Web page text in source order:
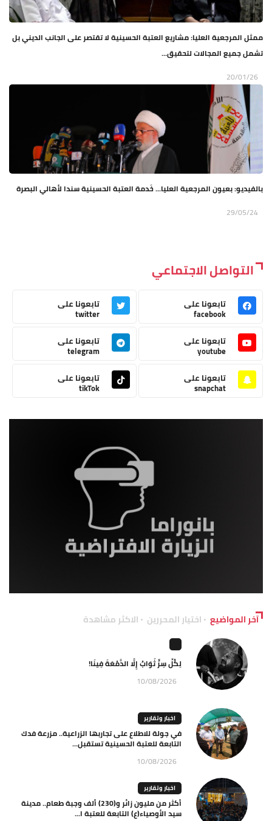
ممثل المرجعية العليا: مشاريع العتبة الحسينية لا تقتصر على الجانب الديني بل
تشمل جميع المجالات لتحقيق...
20/01/26
بالفيديو: بعيون المرجعية العليا... خَدمة العتبة الحسينية سندا لأهالي البصرة
29/05/24
التواصل الاجتماعي
تابعونا على
facebook
تابعونا على
twitter
تابعونا على
youtube
تابعونا على
telegram
تابعونا على
snapchat
تابعونا على
tikTok
آخر المواضيع اختيار المحررين الاكثر مشاهدة
لِكُلِّ سِرٍّ ثَوَابٌ إِلَّا الدَّمْعَةَ فِينَا!
10/08/2026
اخبار وتقارير
في جولة للاطلاع على تجاربها الزراعية.. مزرعة فدك
التابعة للعتبة الحسينية تستقبل...
10/08/2026
اخبار وتقارير
أكثر من مليون زائر و(230) ألف وجبة طعام.. مدينة
سيد الأوصياء(ع) التابعة للعتبة ا...